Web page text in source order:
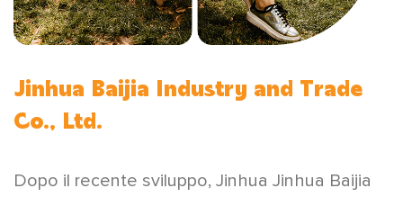
Jinhua Baijia Industry and Trade
Co., Ltd.
Dopo il recente sviluppo, Jinhua Jinhua Baijia